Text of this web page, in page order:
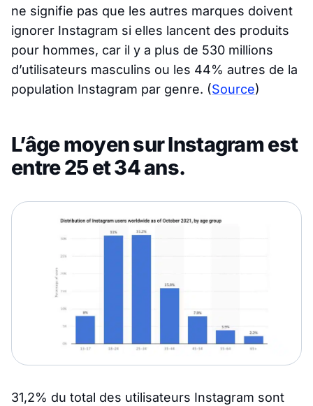
ne signifie pas que les autres marques doivent
ignorer Instagram si elles lancent des produits
pour hommes, car il y a plus de 530 millions
d’utilisateurs masculins ou les 44% autres de la
population Instagram par genre. (Source)
L’âge moyen sur Instagram est
entre 25 et 34 ans.
31,2% du total des utilisateurs Instagram sont